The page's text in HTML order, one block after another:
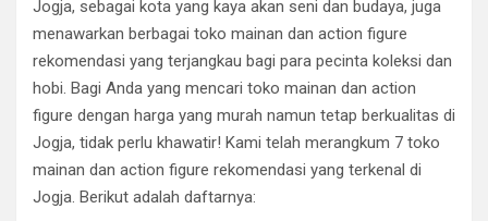
Jogja, sebagai kota yang kaya akan seni dan budaya, juga
menawarkan berbagai toko mainan dan action figure
rekomendasi yang terjangkau bagi para pecinta koleksi dan
hobi. Bagi Anda yang mencari toko mainan dan action
figure dengan harga yang murah namun tetap berkualitas di
Jogja, tidak perlu khawatir! Kami telah merangkum 7 toko
mainan dan action figure rekomendasi yang terkenal di
Jogja. Berikut adalah daftarnya: